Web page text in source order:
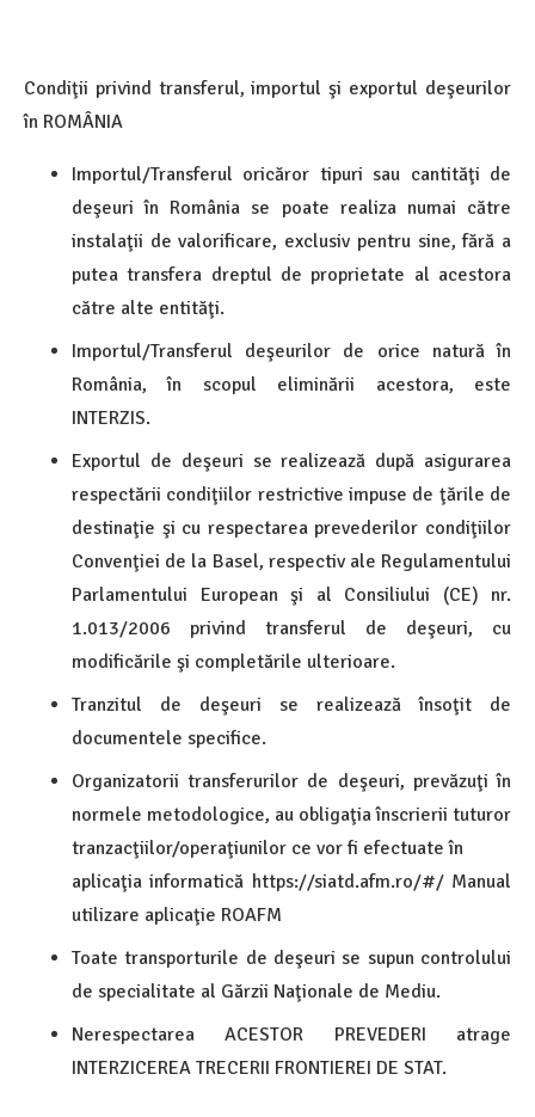
Condiţii privind transferul, importul şi exportul deşeurilor
în ROMÂNIA
Importul/Transferul oricăror tipuri sau cantităţi de
deşeuri în România se poate realiza numai către
instalaţii de valorificare, exclusiv pentru sine, fără a
putea transfera dreptul de proprietate al acestora
către alte entităţi.
Importul/Transferul deşeurilor de orice natură în
România, în scopul eliminării acestora, este
INTERZIS.
Exportul de deşeuri se realizează după asigurarea
respectării condiţiilor restrictive impuse de ţările de
destinaţie şi cu respectarea prevederilor condiţiilor
Convenţiei de la Basel, respectiv ale Regulamentului
Parlamentului European şi al Consiliului (CE) nr.
1.013/2006 privind transferul de deşeuri, cu
modificările şi completările ulterioare.
Tranzitul de deşeuri se realizează însoţit de
documentele specifice.
Organizatorii transferurilor de deşeuri, prevăzuţi în
normele metodologice, au obligaţia înscrierii tuturor
tranzacţiilor/operaţiunilor ce vor fi efectuate în
aplicaţia informatică https://siatd.afm.ro/#/ Manual
utilizare aplicaţie ROAFM
Toate transporturile de deşeuri se supun controlului
de specialitate al Gărzii Naţionale de Mediu.
Nerespectarea ACESTOR PREVEDERI atrage
INTERZICEREA TRECERII FRONTIEREI DE STAT.